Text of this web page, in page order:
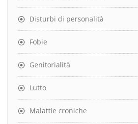
Disturbi di personalità
Fobie
Genitorialità
Lutto
Malattie croniche